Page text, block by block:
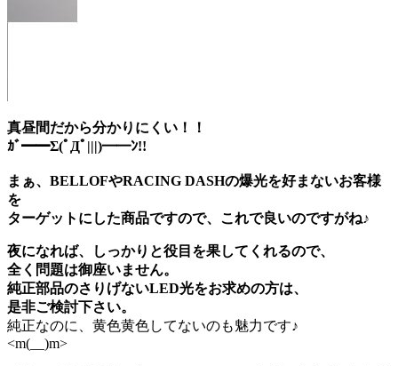
真昼間だから分かりにくい！！
ｶﾞ━━Σ(ﾟДﾟ|||)━━ﾝ!!
まぁ、BELLOFやRACING DASHの爆光を好まないお客様
を
ターゲットにした商品ですので、これで良いのですがね♪
夜になれば、しっかりと役目を果してくれるので、
全く問題は御座いません。
純正部品のさりげないLED光をお求めの方は、
是非ご検討下さい。
純正なのに、黄色黄色してないのも魅力です♪
<m(__)m>